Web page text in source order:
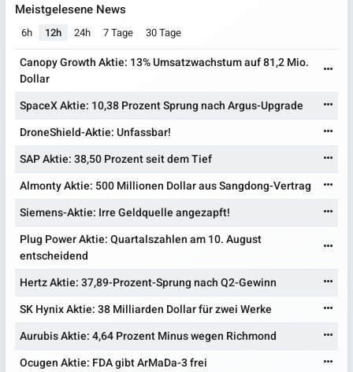
Meistgelesene News
6h 12h 24h 7 Tage 30 Tage
Canopy Growth Aktie: 13% Umsatzwachstum auf 81,2 Mio.
Dollar
SpaceX Aktie: 10,38 Prozent Sprung nach Argus-Upgrade
DroneShield-Aktie: Unfassbar!
SAP Aktie: 38,50 Prozent seit dem Tief
Almonty Aktie: 500 Millionen Dollar aus Sangdong-Vertrag
Siemens-Aktie: Irre Geldquelle angezapft!
Plug Power Aktie: Quartalszahlen am 10. August
entscheidend
Hertz Aktie: 37,89-Prozent-Sprung nach Q2-Gewinn
SK Hynix Aktie: 38 Milliarden Dollar für zwei Werke
Aurubis Aktie: 4,64 Prozent Minus wegen Richmond
Ocugen Aktie: FDA gibt ArMaDa-3 frei